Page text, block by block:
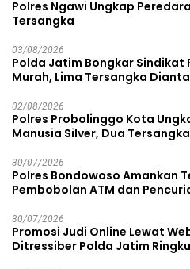
Polres Ngawi Ungkap
Tersangka
03/08/2026
Polda Jatim Bongkar Sindikat
Murah, Lima Tersangka
02/08/2026
Polres Probolinggo Kota
Manusia Silver, Dua
30/07/2026
Polres Bondowoso Amankan
Pembobolan ATM dan
30/07/2026
Promosi Judi Online Lewat
Ditressiber Polda Jatim